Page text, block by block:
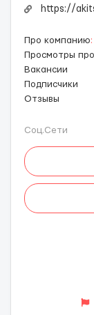
https://
Про компанию:
Просмотры
Вакансии
Подписчики
Отзывы
Соц.Сети